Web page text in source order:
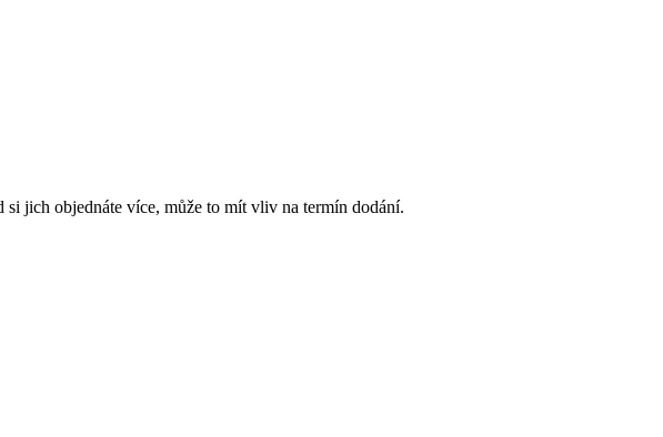
jich objednáte více, může to mít vliv na termín dodání.